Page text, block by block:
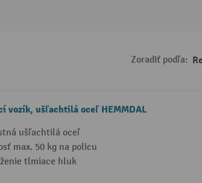
Zoradiť podľa:
vozík, ušľachtilá oceľ HEMMDAL
ušľachtilá oceľ
max. 50 kg na policu
tlmiace hluk